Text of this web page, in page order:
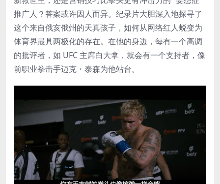
推广人？答案或许因人而异。纪录片大胆深入地探寻了
这个来自俄亥俄州的天真孩子，如何从网络红人蜕变为
体育界最具两极化的存在。在他的身边，每有一个高调
的批评者，如 UFC 主席白大拿，就会有一个支持者，像
前职业拳击手迈克・泰森为他站台。